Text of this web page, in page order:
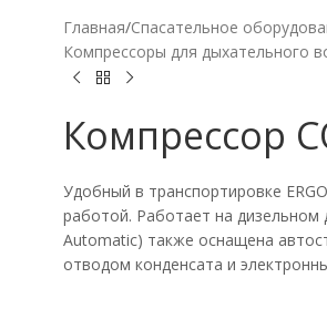
Главная/Спасательное
Компрессоры для дыхательного
Компрессор
Удобный в транспортировке
работой. Работает на дизельном
Automatic) также оснащена
отводом конденсата и